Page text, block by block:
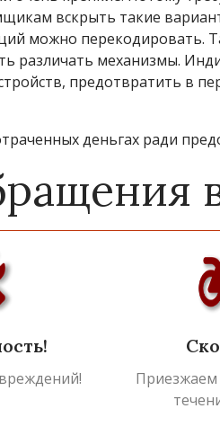
вскрыть такие
можно перекодировать.
различать механизмы.
предотвратить в
деньгах ради
Приезжаем